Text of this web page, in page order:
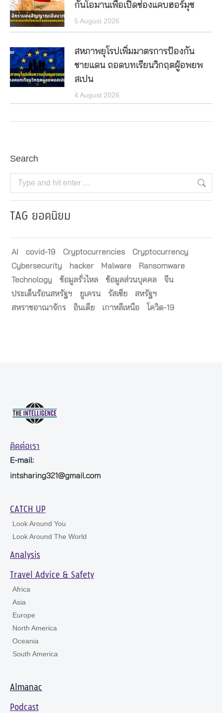
กันโอมานเพื่อเปิดช่องแคบฮอร์มุซ
5 August 2026
สหภาพยุโรปเพิ่มมาตรการป้องกัน
ชายแดน ถอดบทเรียนวิกฤตผู้อพยพ
สเปน
4 August 2026
Search
Search:
TAG ยอดนิยม
AI covid-19 Cryptocurrencies
Cryptocurrency
Cybersecurity
hacker Malware
Ransomware
Technology
ข้อมูลรั่วไหล ข้อมูลส่วนบุคคล
จีน
ประเด็นร้อนสหรัฐฯ
ยูเครน รัสเซีย
สหรัฐฯ
สหราชอาณาจักร
อินเดีย เกาหลีเหนือ โควิด-19
ติดต่อเรา
E-mail:
intsharing321@gmail.com
CATCH UP
Look Around You
Look Around The World
Analysis
Travel Advice & Safety
Africa
Asia
Europe
North America
Oceania
South America
Almanac
Podcast